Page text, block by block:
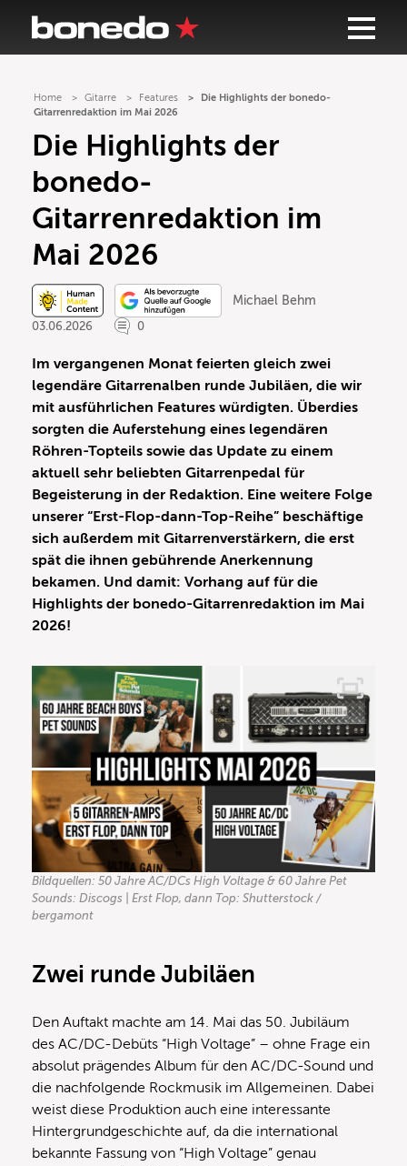
Home Gitarre Features
Die Highlights der bonedo-
Gitarrenredaktion im Mai 2026
Die Highlights der
bonedo-
Gitarrenredaktion im
Mai 2026
Michael Behm
03.06.2026
0
Im vergangenen Monat feierten gleich zwei
legendäre Gitarrenalben runde Jubiläen, die wir
mit ausführlichen Features würdigten. Überdies
sorgten die Auferstehung eines legendären
Röhren-Topteils sowie das Update zu einem
aktuell sehr beliebten Gitarrenpedal für
Begeisterung in der Redaktion. Eine weitere Folge
unserer “Erst-Flop-dann-Top-Reihe” beschäftige
sich außerdem mit Gitarrenverstärkern, die erst
spät die ihnen gebührende Anerkennung
bekamen. Und damit: Vorhang auf für die
Highlights der bonedo-Gitarrenredaktion im Mai
2026!
Bildquellen: 50 Jahre AC/DCs High Voltage & 60 Jahre Pet
Sounds: Discogs | Erst Flop, dann Top: Shutterstock /
bergamont
Zwei runde Jubiläen
Den Auftakt machte am 14. Mai das 50. Jubiläum
des AC/DC-Debüts “High Voltage” – ohne Frage ein
absolut prägendes Album für den AC/DC-Sound und
die nachfolgende Rockmusik im Allgemeinen. Dabei
weist diese Produktion auch eine interessante
Hintergrundgeschichte auf, da die international
bekannte Fassung von “High Voltage” genau